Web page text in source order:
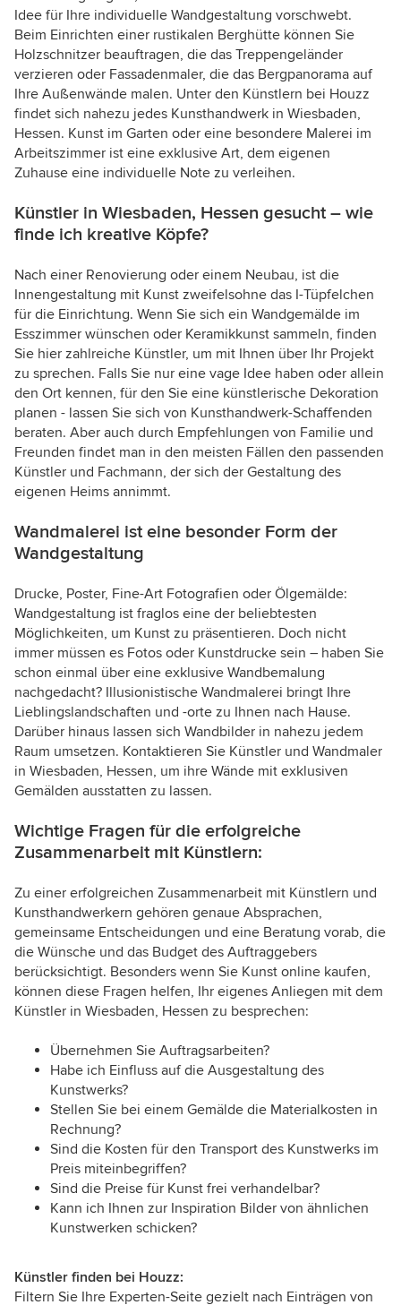
Idee für Ihre individuelle Wandgestaltung vorschwebt.
Beim Einrichten einer rustikalen Berghütte können Sie
Holzschnitzer beauftragen, die das Treppengeländer
verzieren oder Fassadenmaler, die das Bergpanorama auf
Ihre Außenwände malen. Unter den Künstlern bei Houzz
findet sich nahezu jedes Kunsthandwerk in Wiesbaden,
Hessen. Kunst im Garten oder eine besondere Malerei im
Arbeitszimmer ist eine exklusive Art, dem eigenen
Zuhause eine individuelle Note zu verleihen.
Künstler in Wiesbaden, Hessen gesucht – wie
finde ich kreative Köpfe?
Nach einer Renovierung oder einem Neubau, ist die
Innengestaltung mit Kunst zweifelsohne das I-Tüpfelchen
für die Einrichtung. Wenn Sie sich ein Wandgemälde im
Esszimmer wünschen oder Keramikkunst sammeln, finden
Sie hier zahlreiche Künstler, um mit Ihnen über Ihr Projekt
zu sprechen. Falls Sie nur eine vage Idee haben oder allein
den Ort kennen, für den Sie eine künstlerische Dekoration
planen - lassen Sie sich von Kunsthandwerk-Schaffenden
beraten. Aber auch durch Empfehlungen von Familie und
Freunden findet man in den meisten Fällen den passenden
Künstler und Fachmann, der sich der Gestaltung des
eigenen Heims annimmt.
Wandmalerei ist eine besonder Form der
Wandgestaltung
Drucke, Poster, Fine-Art Fotografien oder Ölgemälde:
Wandgestaltung ist fraglos eine der beliebtesten
Möglichkeiten, um Kunst zu präsentieren. Doch nicht
immer müssen es Fotos oder Kunstdrucke sein – haben Sie
schon einmal über eine exklusive Wandbemalung
nachgedacht? Illusionistische Wandmalerei bringt Ihre
Lieblingslandschaften und -orte zu Ihnen nach Hause.
Darüber hinaus lassen sich Wandbilder in nahezu jedem
Raum umsetzen. Kontaktieren Sie Künstler und Wandmaler
in Wiesbaden, Hessen, um ihre Wände mit exklusiven
Gemälden ausstatten zu lassen.
Wichtige Fragen für die erfolgreiche
Zusammenarbeit mit Künstlern:
Zu einer erfolgreichen Zusammenarbeit mit Künstlern und
Kunsthandwerkern gehören genaue Absprachen,
gemeinsame Entscheidungen und eine Beratung vorab, die
die Wünsche und das Budget des Auftraggebers
berücksichtigt. Besonders wenn Sie Kunst online kaufen,
können diese Fragen helfen, Ihr eigenes Anliegen mit dem
Künstler in Wiesbaden, Hessen zu besprechen:
Übernehmen Sie Auftragsarbeiten?
Habe ich Einfluss auf die Ausgestaltung des
Kunstwerks?
Stellen Sie bei einem Gemälde die Materialkosten in
Rechnung?
Sind die Kosten für den Transport des Kunstwerks im
Preis miteinbegriffen?
Sind die Preise für Kunst frei verhandelbar?
Kann ich Ihnen zur Inspiration Bilder von ähnlichen
Kunstwerken schicken?
Künstler finden bei Houzz:
Filtern Sie Ihre Experten-Seite gezielt nach Einträgen von